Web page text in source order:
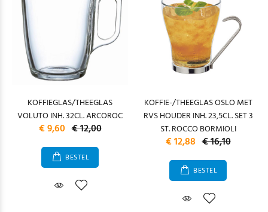
KOFFIEGLAS/THEEGLAS
VOLUTO INH. 32CL. ARCOROC
€ 9,60 € 12,00
BESTEL
KOFFIE-/THEEGLAS OSLO MET
RVS HOUDER INH. 23,5CL. SET 3
ST. ROCCO BORMIOLI
€ 12,88 € 16,10
BESTEL